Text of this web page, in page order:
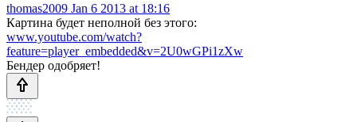
thomas2009 Jan 6 2013 at 18:16
Картина будет неполной без этого:
www.youtube.com/watch?
feature=player_embedded&v=2U0wGPi1zXw
Бендер одобряет!